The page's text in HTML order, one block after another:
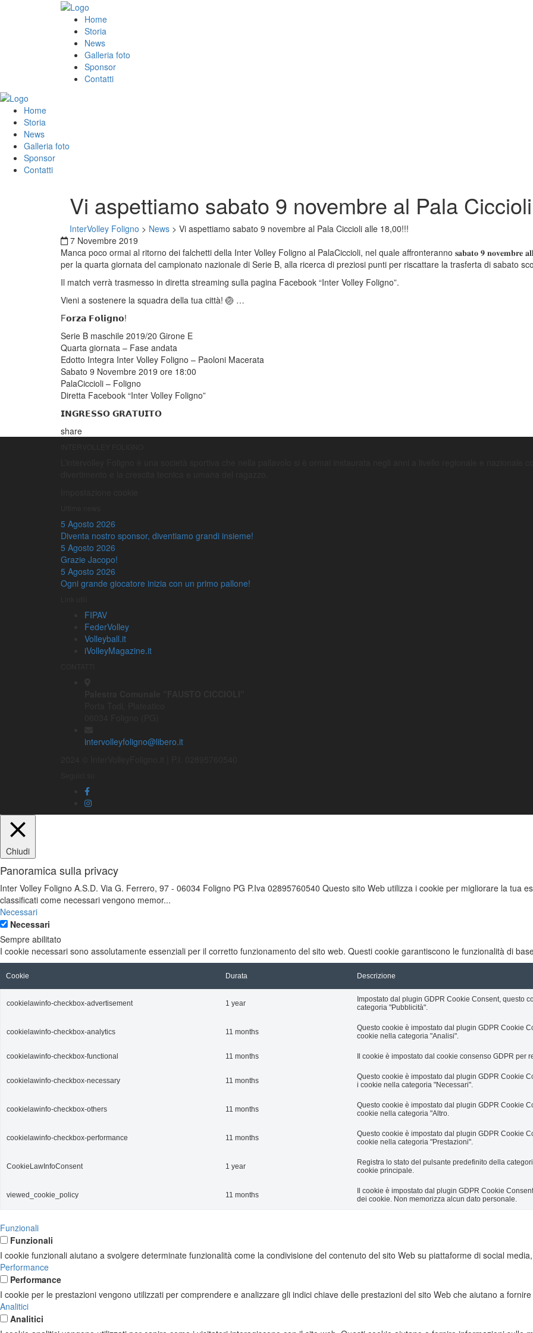
Home
Storia
News
Galleria foto
Sponsor
Contatti
Home
Storia
News
Galleria foto
Sponsor
Contatti
Vi aspettiamo sabato 9 novembre al Pala
InterVolley Foligno > News > Vi aspettiamo sabato 9 novembre al Pala Ciccioli alle 18,00!!!
7 Novembre 2019
Manca poco ormai al ritorno dei falchetti della Inter Volley Foligno al PalaCiccioli, nel quale affronteranno 𝐬𝐚𝐛𝐚𝐭𝐨 𝟗 𝐧𝐨𝐯𝐞𝐦𝐛𝐫𝐞
per la quarta giornata del campionato nazionale di Serie B, alla ricerca di preziosi punti per riscattare la trasferta di sabato
Il match verrà trasmesso in diretta streaming sulla pagina Facebook “Inter Volley Foligno”.
Vieni a sostenere la squadra della tua città! 🏐 …
F𝗼𝗿𝘇𝗮 𝗙𝗼𝗹𝗶𝗴𝗻𝗼!
Serie B maschile 2019/20 Girone E
Quarta giornata – Fase andata
Edotto Integra Inter Volley Foligno – Paoloni Macerata
Sabato 9 Novembre 2019 ore 18:00
PalaCiccioli – Foligno
Diretta Facebook “Inter Volley Foligno”
𝗜𝗡𝗚𝗥𝗘𝗦𝗦𝗢 𝗚𝗥𝗔𝗧𝗨𝗜𝗧𝗢
share
5 Agosto 2026
Diventa nostro sponsor, diventiamo grandi insieme!
5 Agosto 2026
Grazie Jacopo!
5 Agosto 2026
Ogni grande giocatore inizia con un primo pallone!
FIPAV
FederVolley
Volleyball.it
iVolleyMagazine.it
intervolleyfoligno@libero.it
Chiudi
Panoramica sulla privacy
Inter Volley Foligno A.S.D. Via G. Ferrero, 97 - 06034 Foligno PG P.Iva 02895760540 Questo sito Web utilizza i cookie per migliorare la tua
classificati come necessari vengono memor...
Necessari
Necessari
Sempre abilitato
I cookie necessari sono assolutamente essenziali per il corretto funzionamento del sito web. Questi cookie garantiscono le funzionalità di
Cookie Durata Descrizione
cookielawinfo-checkbox-advertisement 1 year
Impostato dal plugin GDPR Cookie Consent, questo
categoria "Pubblicità".
cookielawinfo-checkbox-analytics 11 months
Questo cookie è impostato dal plugin GDPR Cookie
cookie nella categoria "Analisi".
cookielawinfo-checkbox-functional 11 months Il cookie è impostato dal cookie consenso GDPR per
cookielawinfo-checkbox-necessary 11 months
Questo cookie è impostato dal plugin GDPR Cookie
i cookie nella categoria "Necessari".
cookielawinfo-checkbox-others 11 months
Questo cookie è impostato dal plugin GDPR Cookie
cookie nella categoria "Altro.
cookielawinfo-checkbox-performance 11 months
Questo cookie è impostato dal plugin GDPR Cookie
cookie nella categoria "Prestazioni".
CookieLawInfoConsent 1 year
Registra lo stato del pulsante predefinito della
cookie principale.
viewed_cookie_policy 11 months
Il cookie è impostato dal plugin GDPR Cookie
dei cookie. Non memorizza alcun dato personale.
Funzionali
Funzionali
I cookie funzionali aiutano a svolgere determinate funzionalità come la condivisione del contenuto del sito Web su piattaforme di social
Performance
Performance
I cookie per le prestazioni vengono utilizzati per comprendere e analizzare gli indici chiave delle prestazioni del sito Web che aiutano a
Analitici
Analitici